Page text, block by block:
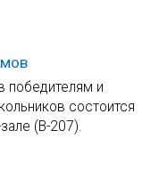
победителям и
состоится
(В-207).